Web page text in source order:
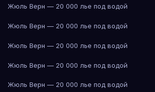
Жюль Верн — 20 000 лье под водой
Жюль Верн — 20 000 лье под водой
Жюль Верн — 20 000 лье под водой
Жюль Верн — 20 000 лье под водой
Жюль Верн — 20 000 лье под водой